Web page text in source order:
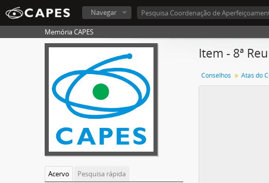
Navegar
Memória CAPES
Acervo
Pesquisa rápida
Item - 8ª
Conselhos